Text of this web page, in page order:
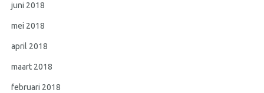
juni 2018
mei 2018
april 2018
maart 2018
februari 2018